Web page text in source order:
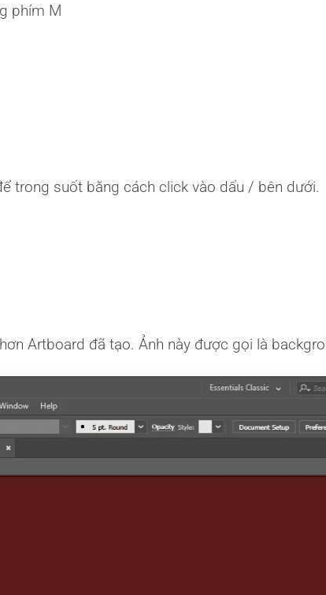
phím M
trong suốt bằng cách click vào dấu / bên dưới.
Artboard đã tạo. Ảnh này được gọi là